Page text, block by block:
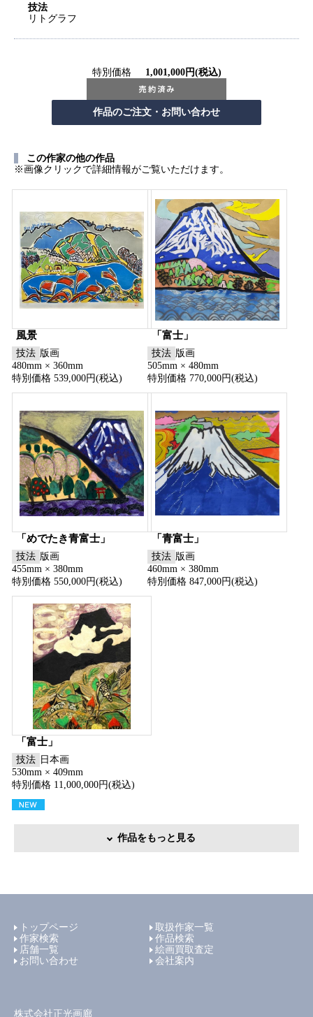
技法
リトグラフ
特別価格 1,001,000円(税込)
この作家の他の作品
※画像クリックで詳細情報がご覧いただけます。
風景
技法 版画
480mm × 360mm
特別価格 539,000円(税込)
「富士」
技法 版画
505mm × 480mm
特別価格 770,000円(税込)
「めでたき青富士」
技法 版画
455mm × 380mm
特別価格 550,000円(税込)
「青富士」
技法 版画
460mm × 380mm
特別価格 847,000円(税込)
「富士」
技法 日本画
530mm × 409mm
特別価格 11,000,000円(税込)
作品をもっと見る
トップページ
取扱作家一覧
作家検索
作品検索
店舗一覧
絵画買取査定
お問い合わせ
会社案内
株式会社正光画廊